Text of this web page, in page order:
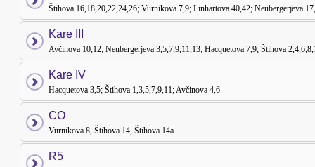
Štihova 16,18,20,22,24,26; Vurnikova 7,9; Linhartova 40,42; Neubergerjeva
Kare III
Avčinova 10,12; Neubergerjeva 3,5,7,9,11,13; Hacquetova 7,9; Štihova
Kare IV
Hacquetova 3,5; Štihova 1,3,5,7,9,11; Avčinova 4,6
CO
Vurnikova 8, Štihova 14, Štihova 14a
R5